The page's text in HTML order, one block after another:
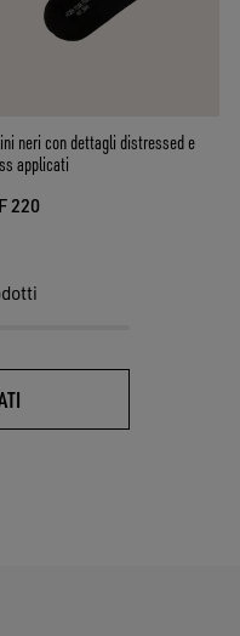
neri con dettagli distressed e
applicati
220